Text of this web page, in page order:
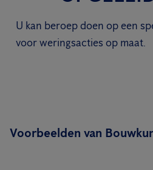
U kan beroep doen op een
voor weringsacties op maat.
Voorbeelden van